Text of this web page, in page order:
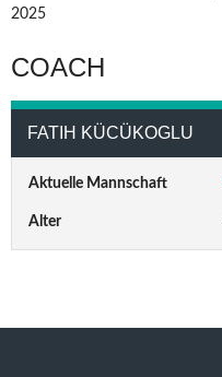
2025
COACH
FATIH KÜCÜKOGLU
Aktuelle Mannschaft
Alter